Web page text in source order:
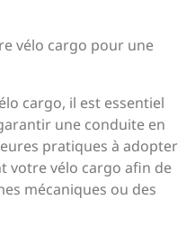
vélo cargo pour une
cargo, il est essentiel
une conduite en
pratiques à adopter
votre vélo cargo afin de
mécaniques ou des